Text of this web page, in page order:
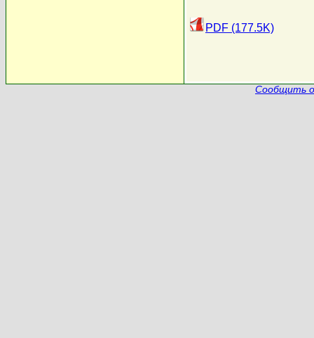
PDF (177.5K)
Сообщить о